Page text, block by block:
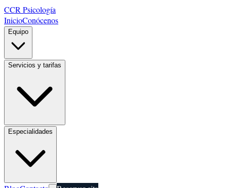
CCR Psicología
InicioConócenos
Equipo
Servicios y tarifas
Especialidades